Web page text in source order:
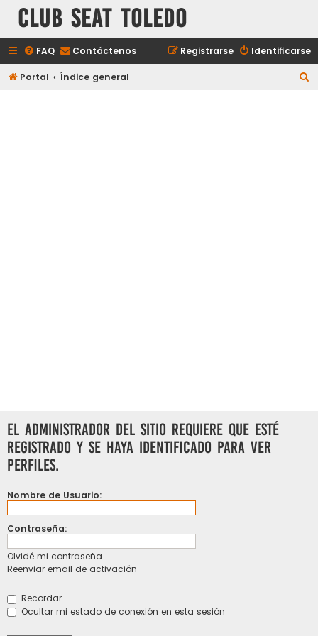
Club Seat Toledo
FAQ Contáctenos Identificarse
Registrarse
Portal Índice general
El administrador del sitio requiere que esté
registrado y se haya identificado para ver
perfiles.
Nombre de Usuario:
Contraseña:
Olvidé mi contraseña
Reenviar email de activación
Recordar
Ocultar mi estado de conexión en esta sesión